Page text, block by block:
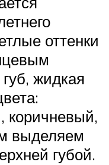
оттенки
жидкая
коричневый,
выделяем
губой.